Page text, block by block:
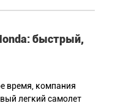
быстрый,
время, компания
легкий самолет